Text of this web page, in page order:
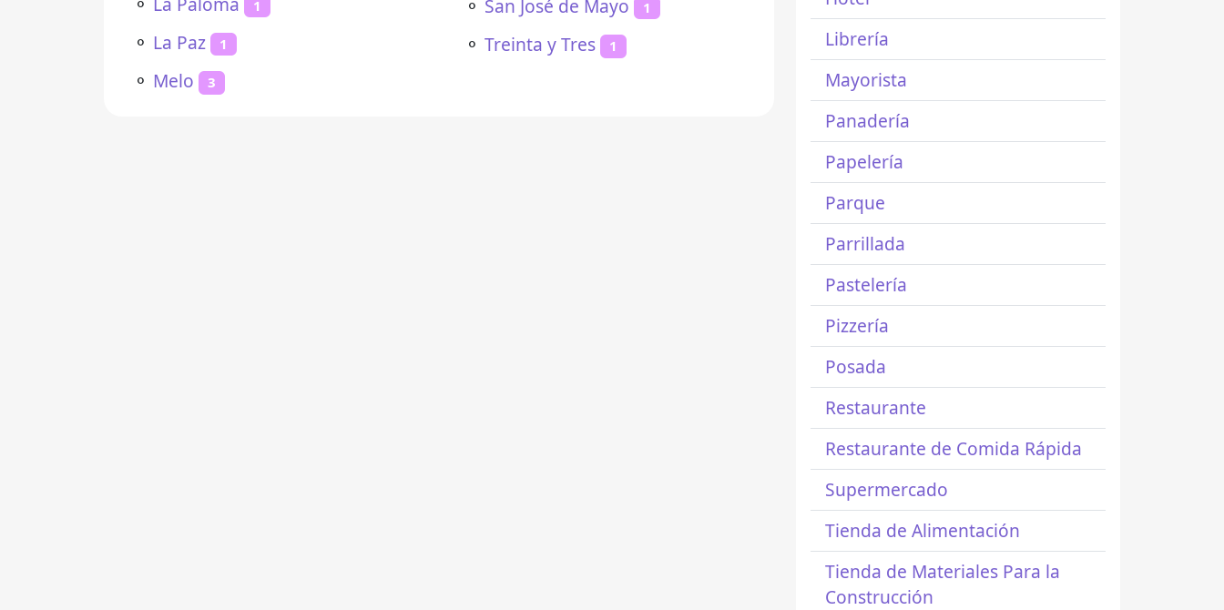
1
⚬ La Paz 1
⚬ Melo 3
⚬ San José de Mayo 1
⚬ Treinta y Tres 1
Librería
Mayorista
Panadería
Papelería
Parque
Parrillada
Pastelería
Pizzería
Posada
Restaurante
Restaurante de Comida Rápida
Supermercado
Tienda de Alimentación
Tienda de Materiales Para la
Construcción